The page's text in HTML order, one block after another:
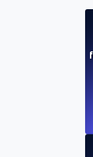
Informe de